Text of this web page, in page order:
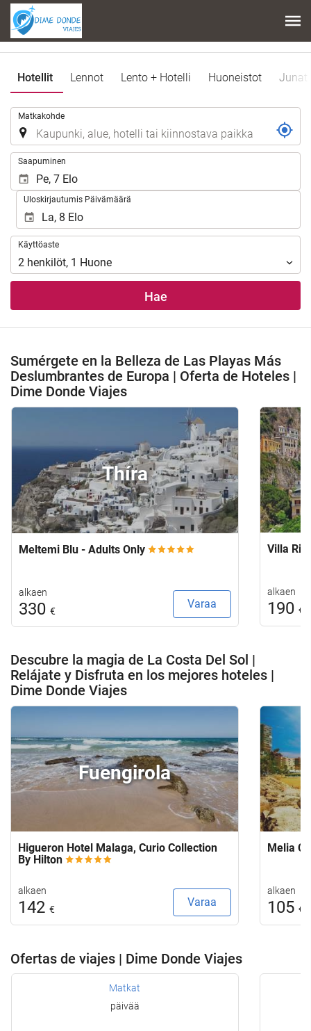
Hotellit Lennot Lento + Hotelli Huoneistot Junat
Matkakohde
Saapuminen
Uloskirjautumis Päivämäärä
Käyttöaste
Käyttöaste
2 henkilöt, 1 Huone
Hae
Sumérgete en la Belleza de Las Playas Más
Deslumbrantes de Europa | Oferta de Hoteles |
Dime Donde Viajes
Thíra
Meltemi Blu - Adults Only
alkaen
330 €
Varaa
Villa
alkaen
190 €
Descubre la magia de La Costa Del Sol |
Relájate y Disfruta en los mejores hoteles |
Dime Donde Viajes
Fuengirola
Higueron Hotel Malaga, Curio Collection
By Hilton
alkaen
142€
Varaa
Melia
alkaen
105 €
Ofertas de viajes | Dime Donde Viajes
Matkat
päivää